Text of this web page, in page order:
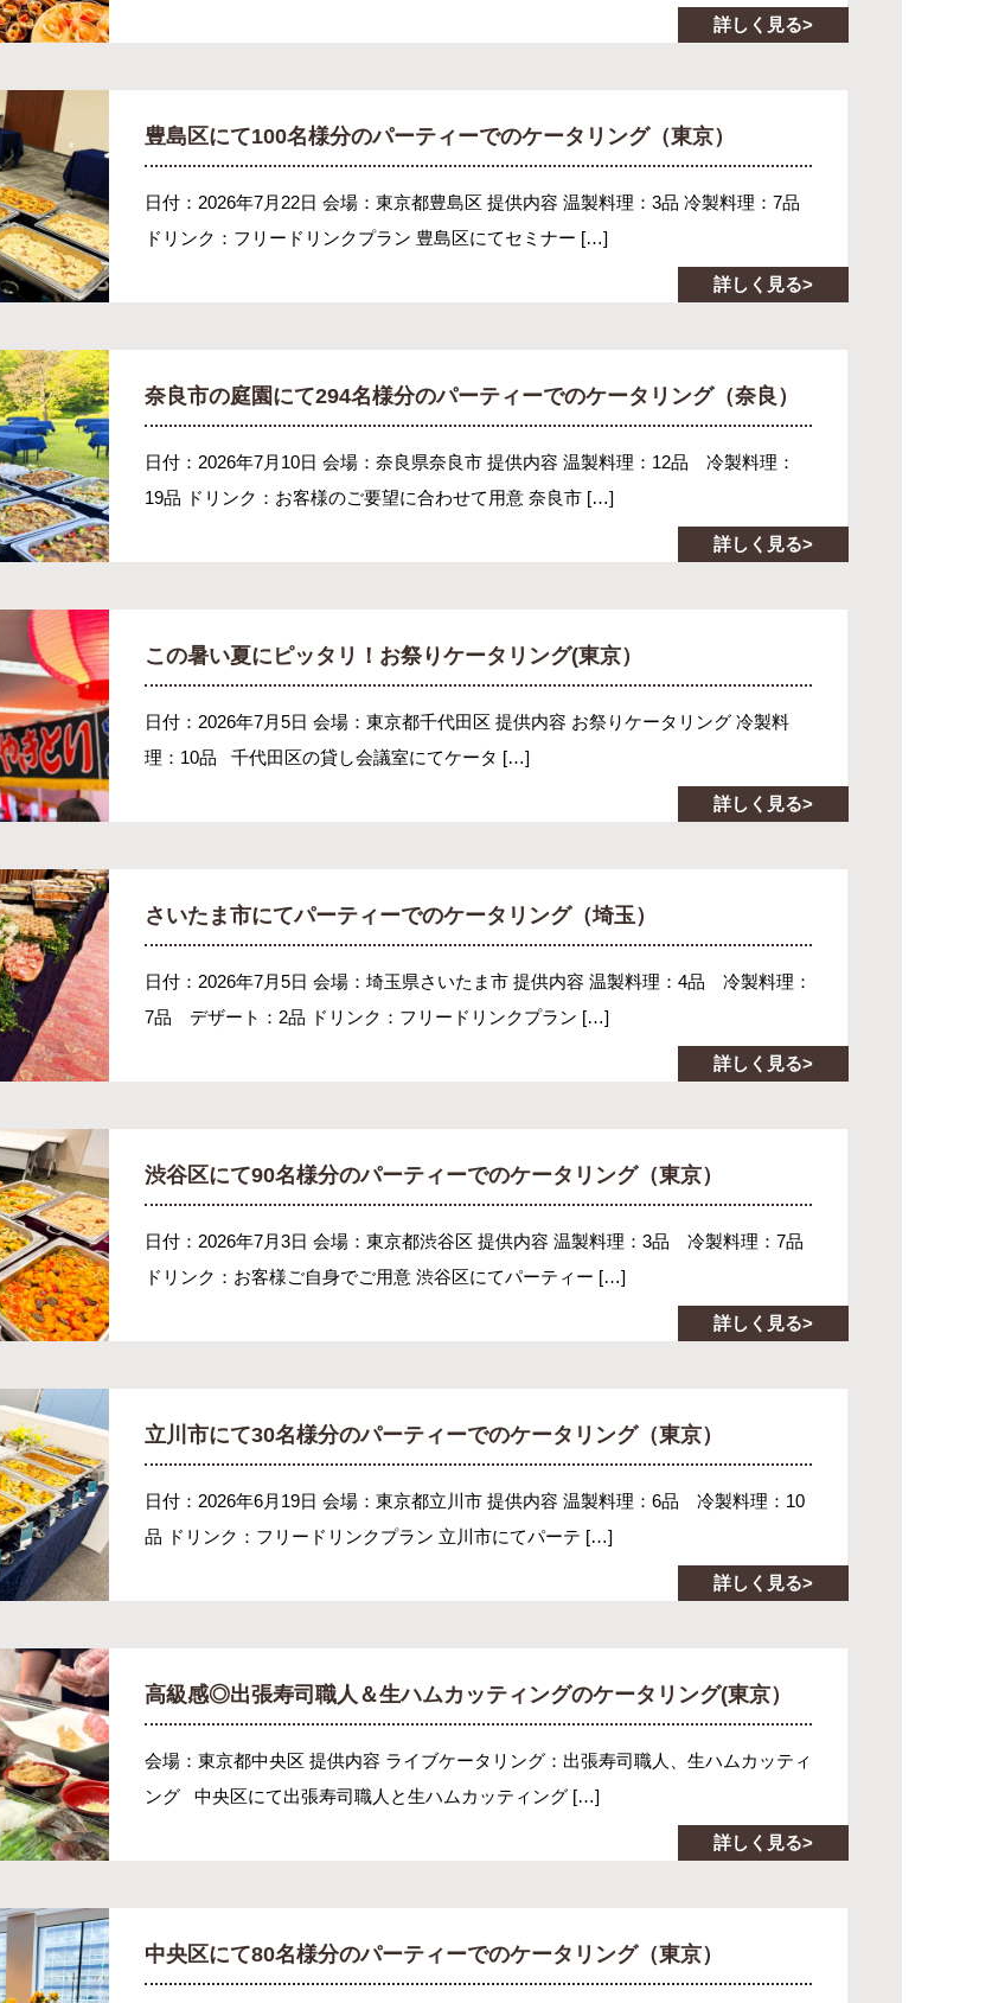
詳しく見る
豊島区にて100名様分のパーティーでのケータリング（東京）
日付：2026年7月22日 会場：東京都豊島区 提供内容 温製料理：3品 冷製料理：7品
ドリンク：フリードリンクプラン 豊島区にてセミナー […]
詳しく見る
奈良市の庭園にて294名様分のパーティーでのケータリング（奈良）
日付：2026年7月10日 会場：奈良県奈良市 提供内容 温製料理：12品 冷製料理：
19品 ドリンク：お客様のご要望に合わせて用意 奈良市 […]
詳しく見る
この暑い夏にピッタリ！お祭りケータリング(東京）
日付：2026年7月5日 会場：東京都千代田区 提供内容 お祭りケータリング 冷製料
理：10品 千代田区の貸し会議室にてケータ […]
詳しく見る
さいたま市にてパーティーでのケータリング（埼玉）
日付：2026年7月5日 会場：埼玉県さいたま市 提供内容 温製料理：4品 冷製料理：
7品 デザート：2品 ドリンク：フリードリンクプラン […]
詳しく見る
渋谷区にて90名様分のパーティーでのケータリング（東京）
日付：2026年7月3日 会場：東京都渋谷区 提供内容 温製料理：3品 冷製料理：7品
ドリンク：お客様ご自身でご用意 渋谷区にてパーティー […]
詳しく見る
立川市にて30名様分のパーティーでのケータリング（東京）
日付：2026年6月19日 会場：東京都立川市 提供内容 温製料理：6品 冷製料理：10
品 ドリンク：フリードリンクプラン 立川市にてパーテ […]
詳しく見る
高級感◎出張寿司職人＆生ハムカッティングのケータリング(東京）
会場：東京都中央区 提供内容 ライブケータリング：出張寿司職人、生ハムカッティ
ング 中央区にて出張寿司職人と生ハムカッティング […]
詳しく見る
中央区にて80名様分のパーティーでのケータリング（東京）